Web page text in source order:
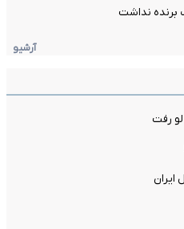
برنده نداشت
آرشیو
رفت
ایران